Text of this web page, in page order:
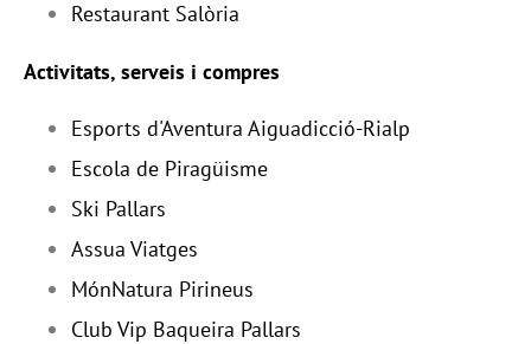
Restaurant Salòria
Activitats, serveis i compres
Esports d'Aventura Aiguadicció-Rialp
Escola de Piragüisme
Ski Pallars
Assua Viatges
MónNatura Pirineus
Club Vip Baqueira Pallars